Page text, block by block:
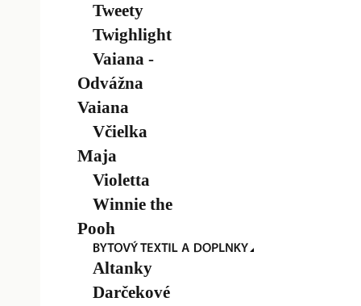
Tweety
Twighlight
Vaiana -
Odvážna
Vaiana
Včielka
Maja
Violetta
Winnie the
Pooh
Altanky
Darčekové